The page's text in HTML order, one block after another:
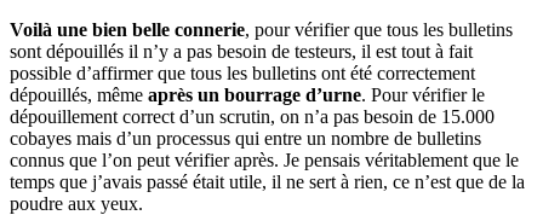
Voilà une bien belle connerie, pour vérifier que tous les bulletins
sont dépouillés il n’y a pas besoin de testeurs, il est tout à fait
possible d’affirmer que tous les bulletins ont été correctement
dépouillés, même après un bourrage d’urne. Pour vérifier le
dépouillement correct d’un scrutin, on n’a pas besoin de 15.000
cobayes mais d’un processus qui entre un nombre de bulletins
connus que l’on peut vérifier après. Je pensais véritablement que le
temps que j’avais passé était utile, il ne sert à rien, ce n’est que de la
poudre aux yeux.